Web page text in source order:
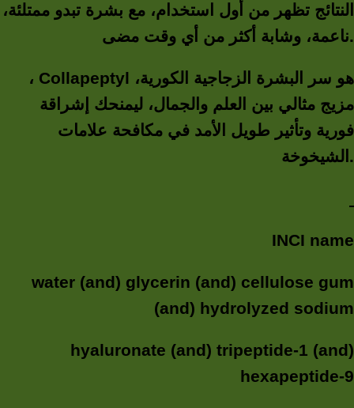
النتائج تظهر من أول استخدام، مع بشرة تبدو ممتلئة،
ناعمة، وشابة أكثر من أي وقت مضى.
، Collapeptyl هو سر البشرة الزجاجية الكورية،
مزيج مثالي بين العلم والجمال، ليمنحك إشراقة
فورية وتأثير طويل الأمد في مكافحة علامات
الشيخوخة.
INCI name
water (and) glycerin (and) cellulose gum
(and) hydrolyzed sodium
hyaluronate (and) tripeptide-1 (and)
hexapeptide-9